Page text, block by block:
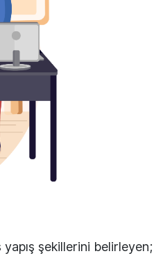
yapış şekillerini belirleyen;